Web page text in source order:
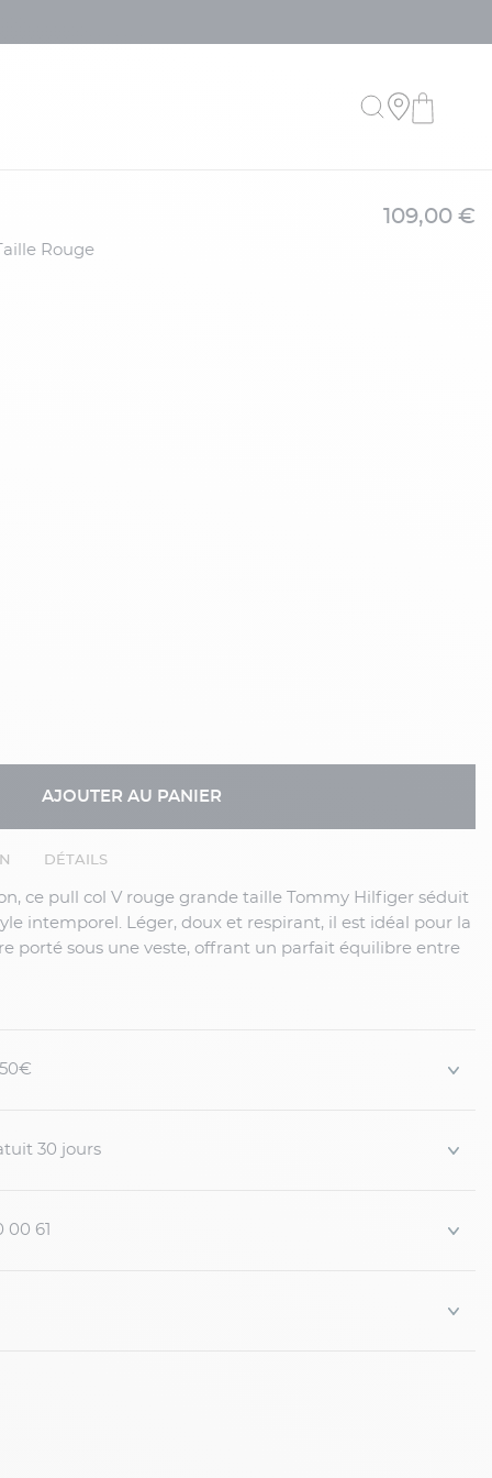
Rouge
109,00 €
AJOUTER AU PANIER
DÉTAILS
, ce pull col V rouge grande taille Tommy Hilfiger séduit
intemporel. Léger, doux et respirant, il est idéal pour la
porté sous une veste, offrant un parfait équilibre entre
taille Tommy Hilfiger
et à la base
30 jours
00 61